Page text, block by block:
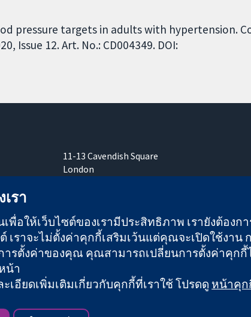
pressure targets in adults with hypertension.
Issue 12. Art. No.: CD004349. DOI:
11-13 Cavendish Square
London
ที่ 1045921) และบริษัทจำกัดโดยการค้ำประกัน (เลขที่
ข้อกำหนดและเงื่อนไขการใช้เว็บไซต์
รา
เพื่อให้เว็บไซต์ของเรามีประสิทธิภาพ เรายังต้อง
ต์ เราจะไม่ตั้งค่าคุกกี้เสริมเว้นแต่คุณจะเปิดใช้งา
รตั้งค่าของคุณ คุณสามารถเปลี่ยนการตั้งค่าคุกกี้
น้า
เอียดเพิ่มเติมเกี่ยวกับคุกกี้ที่เราใช้ โปรดดู หน้าคุก